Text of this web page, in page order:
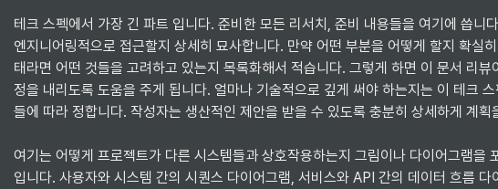
테크 스펙에서 가장 긴 파트 입니다. 준비한 모든 리서치, 준비 내용들을 여기에 씁니다
엔지니어링적으로 접근할지 상세히 묘사합니다. 만약 어떤 부분을 어떻게 할지 확실
태라면 어떤 것들을 고려하고 있는지 목록화해서 적습니다. 그렇게 하면 이 문서 리뷰
정을 내리도록 도움을 주게 됩니다. 얼마나 기술적으로 깊게 써야 하는지는 이 테크
들에 따라 정합니다. 작성자는 생산적인 제안을 받을 수 있도록 충분히 상세하게 계획
여기는 어떻게 프로젝트가 다른 시스템들과 상호작용하는지 그림이나 다이어그램을
입니다. 사용자와 시스템 간의 시퀀스 다이어그램, 서비스와 API 간의 데이터 흐름 다